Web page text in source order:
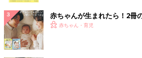
赤ちゃんが生まれたら！2冊
赤ちゃん・育児